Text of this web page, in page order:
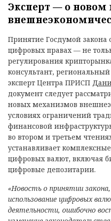
Эксперт — о новом
Принятие Госдумой
цифровых правах — не
регулирования
консультант,
эксперт Центра ПРИСП
документ следует
новых механизмов
условиях ограничений
финансовой
во втором и третьем
устанавливает
цифровых валют, включая
цифровые депозитарии.
«Новость о принятии
использование цифровых
деятельности, ошибочно